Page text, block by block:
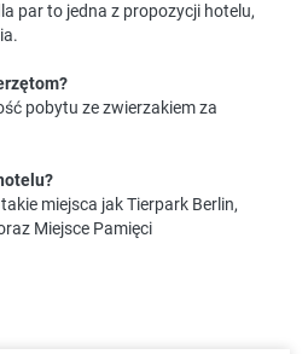
par to jedna z propozycji hotelu,
pobytu ze zwierzakiem za
miejsca jak Tierpark Berlin,
Miejsce Pamięci